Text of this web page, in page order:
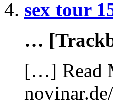
sex tour
…
[…] Read